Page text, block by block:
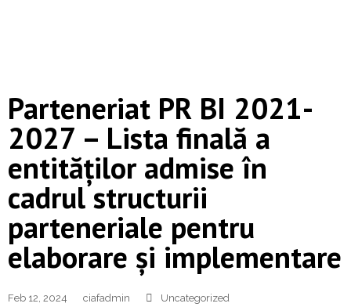
Parteneriat PR BI 2021-
2027 – Lista finală a
entităților admise în
cadrul structurii
parteneriale pentru
elaborare și implementare
Feb 12, 2024 ciafadmin Uncategorized